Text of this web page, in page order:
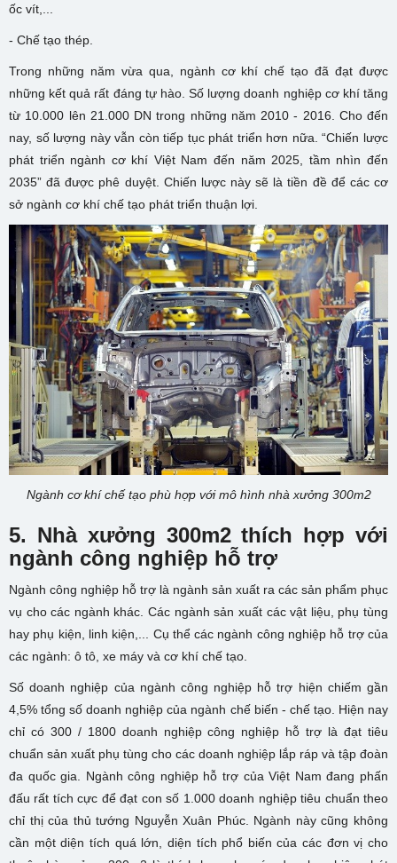
ốc vít,...
- Chế tạo thép.
Trong những năm vừa qua, ngành cơ khí chế tạo đã đạt được
những kết quả rất đáng tự hào. Số lượng doanh nghiệp cơ khí tăng
từ 10.000 lên 21.000 DN trong những năm 2010 - 2016. Cho đến
nay, số lượng này vẫn còn tiếp tục phát triển hơn nữa. “Chiến lược
phát triển ngành cơ khí Việt Nam đến năm 2025, tầm nhìn đến
2035” đã được phê duyệt. Chiến lược này sẽ là tiền đề để các cơ
sở ngành cơ khí chế tạo phát triển thuận lợi.
Ngành cơ khí chế tạo phù hợp với mô hình nhà xưởng 300m2
5. Nhà xưởng 300m2 thích hợp với
ngành công nghiệp hỗ trợ
Ngành công nghiệp hỗ trợ là ngành sản xuất ra các sản phẩm phục
vụ cho các ngành khác. Các ngành sản xuất các vật liệu, phụ tùng
hay phụ kiện, linh kiện,... Cụ thể các ngành công nghiệp hỗ trợ của
các ngành: ô tô, xe máy và cơ khí chế tạo.
Số doanh nghiệp của ngành công nghiệp hỗ trợ hiện chiếm gần
4,5% tổng số doanh nghiệp của ngành chế biến - chế tạo. Hiện nay
chỉ có 300 / 1800 doanh nghiệp công nghiệp hỗ trợ là đạt tiêu
chuẩn sản xuất phụ tùng cho các doanh nghiệp lắp ráp và tập đoàn
đa quốc gia. Ngành công nghiệp hỗ trợ của Việt Nam đang phấn
đấu rất tích cực để đạt con số 1.000 doanh nghiệp tiêu chuẩn theo
chỉ thị của thủ tướng Nguyễn Xuân Phúc. Ngành này cũng không
cần một diện tích quá lớn, diện tích phổ biến của các đơn vị cho